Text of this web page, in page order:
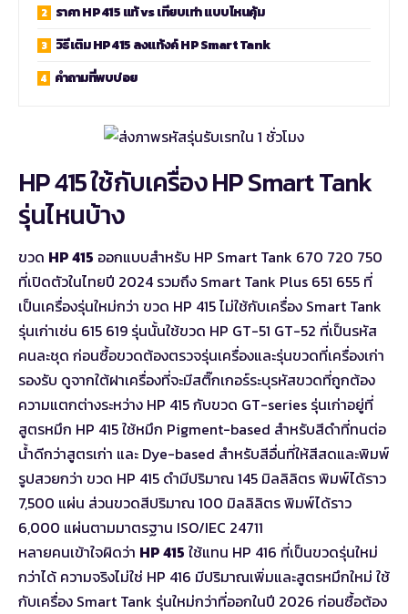
ราคา HP 415 แท้ vs เทียบเท่า แบบไหนคุ้ม
วิธีเติม HP 415 ลงแท้งค์ HP Smart Tank
คำถามที่พบบ่อย
HP 415 ใช้กับเครื่อง HP Smart Tank
รุ่นไหนบ้าง
ขวด HP 415 ออกแบบสำหรับ HP Smart Tank 670 720 750
ที่เปิดตัวในไทยปี 2024 รวมถึง Smart Tank Plus 651 655 ที่
เป็นเครื่องรุ่นใหม่กว่า ขวด HP 415 ไม่ใช้กับเครื่อง Smart Tank
รุ่นเก่าเช่น 615 619 รุ่นนั้นใช้ขวด HP GT-51 GT-52 ที่เป็นรหัส
คนละชุด ก่อนซื้อขวดต้องตรวจรุ่นเครื่องและรุ่นขวดที่เครื่องเก่า
รองรับ ดูจากใต้ฝาเครื่องที่จะมีสติ๊กเกอร์ระบุรหัสขวดที่ถูกต้อง
ความแตกต่างระหว่าง HP 415 กับขวด GT-series รุ่นเก่าอยู่ที่
สูตรหมึก HP 415 ใช้หมึก Pigment-based สำหรับสีดำที่ทนต่อ
น้ำดีกว่าสูตรเก่า และ Dye-based สำหรับสีอื่นที่ให้สีสดและพิมพ์
รูปสวยกว่า ขวด HP 415 ดำมีปริมาณ 145 มิลลิลิตร พิมพ์ได้ราว
7,500 แผ่น ส่วนขวดสีปริมาณ 100 มิลลิลิตร พิมพ์ได้ราว
6,000 แผ่นตามมาตรฐาน ISO/IEC 24711
หลายคนเข้าใจผิดว่า HP 415 ใช้แทน HP 416 ที่เป็นขวดรุ่นใหม่
กว่าได้ ความจริงไม่ใช่ HP 416 มีปริมาณเพิ่มและสูตรหมึกใหม่ ใช้
กับเครื่อง Smart Tank รุ่นใหม่กว่าที่ออกในปี 2026 ก่อนซื้อต้อง